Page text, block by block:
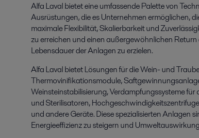
Alfa Laval bietet eine umfassende Palette von
Ausrüstungen, die es Unternehmen ermöglichen,
maximale Flexibilität, Skalierbarkeit und
zu erreichen und einen außergewöhnlichen
Lebensdauer der Anlagen zu erzielen.
Alfa Laval bietet Lösungen für die Wein- und
Thermovinifikationsmodule,
Weinsteinstabilisierung, Verdampfungssysteme
und Sterilisatoren,
und andere Geräte. Diese spezialisierten Anlagen
Energieeffizienz zu steigern und